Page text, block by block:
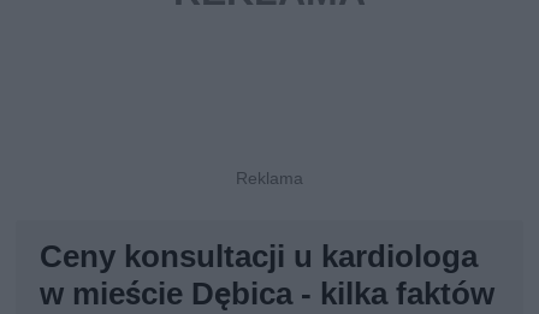
Ceny konsultacji u kardiologa
w mieście Dębica - kilka faktów